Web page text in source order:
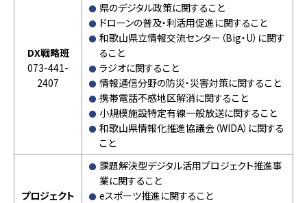
DX戦略班
073-441-
2407
県のデジタル政策に関すること
ドローンの普及・利活用促進に関すること
和歌山県立情報交流センター（Big・U）に関す
ること
ラジオに関すること
情報通信分野の防災・災害対策に関すること
携帯電話不感地区解消に関すること
小規模施設特定有線一般放送に関すること
和歌山県情報化推進協議会（WIDA）に関する
こと
プロジェクト
課題解決型デジタル活用プロジェクト推進事
業に関すること
eスポーツ推進に関すること